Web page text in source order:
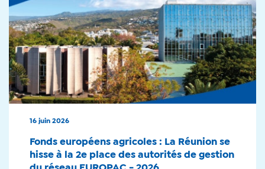
16 juin 2026
Fonds européens agricoles : La Réunion se
hisse à la 2e place des autorités de gestion